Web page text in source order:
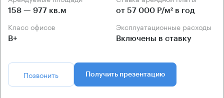
158 — 977 кв.м от 57 000 Р/м² в год
Класс офисов
B+
Эксплуатационные расходы
Включены в ставку
Позвонить Получить презентацию